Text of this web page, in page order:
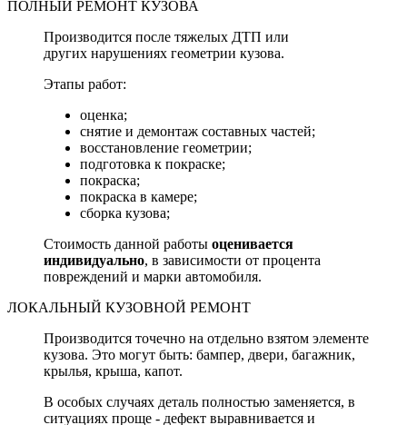
ПОЛНЫЙ РЕМОНТ КУЗОВА
Производится после тяжелых ДТП или
других нарушениях геометрии кузова.
Этапы работ:
оценка;
снятие и демонтаж составных частей;
восстановление геометрии;
подготовка к покраске;
покраска;
покраска в камере;
сборка кузова;
Стоимость данной работы оценивается
индивидуально, в зависимости от процента
повреждений и марки автомобиля.
ЛОКАЛЬНЫЙ КУЗОВНОЙ РЕМОНТ
Производится точечно на отдельно взятом элементе
кузова. Это могут быть: бампер, двери, багажник,
крылья, крыша, капот.
В особых случаях деталь полностью заменяется, в
ситуациях проще - дефект выравнивается и